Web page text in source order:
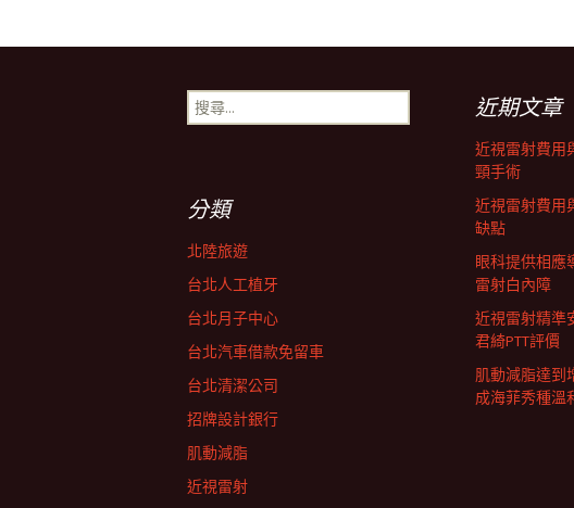
章
搜
尋
近期文章
近視雷射費用
頸手術
近視雷射費用
缺點
眼科提供相應
雷射白內障
近視雷射精準
君綺PTT評價
肌動減脂達到
成海菲秀種溫
分類
北陸旅遊
台北人工植牙
台北月子中心
台北汽車借款免留車
台北清潔公司
招牌設計銀行
肌動減脂
近視雷射